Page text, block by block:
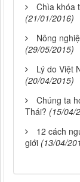
Chìa khóa
(21/01/2016)
Nông
(29/05/2015)
Lý do Việt
(20/04/2015)
Chúng ta
Thái? (15/04/
12 cách
giới (13/04/